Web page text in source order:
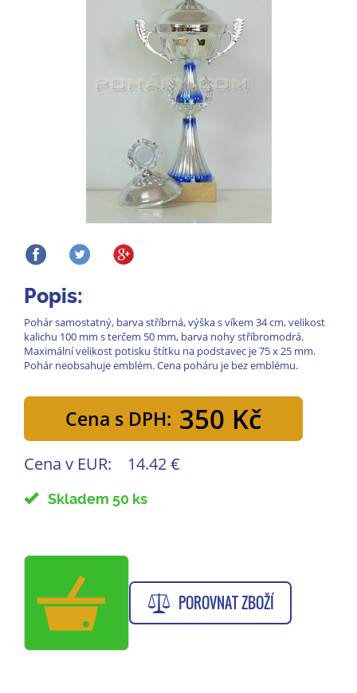
Popis:
Pohár samostatný, barva stříbrná, výška s víkem 34 cm, velikost
kalichu 100 mm s terčem 50 mm, barva nohy stříbromodrá.
Maximální velikost potisku štítku na podstavec je 75 x 25 mm.
Pohár neobsahuje emblém. Cena poháru je bez emblému.
Cena s DPH: 350 Kč
Cena v EUR: 14.42 €
Skladem 50 ks
POROVNAT ZBOŽÍ